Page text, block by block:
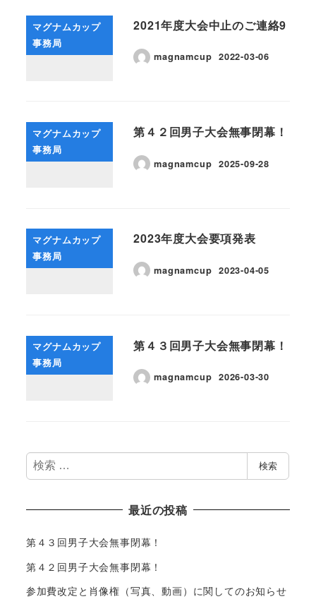
マグナムカップ
事務局
2021年度大会中止のご連絡9
magnamcup 2022-03-06
マグナムカップ
事務局
第４２回男子大会無事閉幕！
magnamcup 2025-09-28
マグナムカップ
事務局
2023年度大会要項発表
magnamcup 2023-04-05
マグナムカップ
事務局
第４３回男子大会無事閉幕！
magnamcup 2026-03-30
検
索
検索
最近の投稿
第４３回男子大会無事閉幕！
第４２回男子大会無事閉幕！
参加費改定と肖像権（写真、動画）に関してのお知らせ